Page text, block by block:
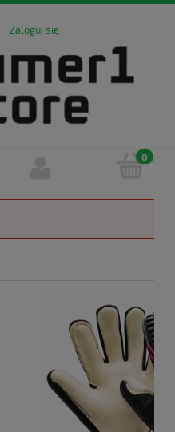
Zaloguj się